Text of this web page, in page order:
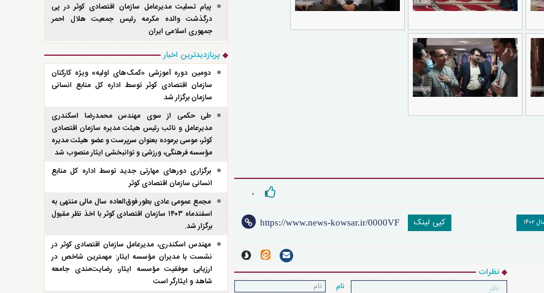
۰
۱۴۰۲ کپی لینک
نظرات
نام
پیام تسلیت مدیرعامل سازمان اقتصادی کوثر در پی
درگذشت والده مکرمه رئیس جمعیت هلال احمر
جمهوری اسلامی ایران
پربازدیدترین اخبار
دومین دوره آموزشی «کمک‌های اولیه» ویژه کارکنان
سازمان اقتصادی کوثر توسط اداره کل منابع انسانی
سازمان برگزار شد
طی حکمی از سوی مهندس محمدرضا اسکندری
مدیرعامل و نائب رئیس هیئت مدیره سازمان اقتصادی
کوثر، موسی برموده بعنوان سرپرست و عضو هیئت مدیره
مؤسسه فرهنگی، ورزشی و توانبخشی ایثار منصوب شد
برگزاری دور‌های مهارتی جدید توسط اداره کل منابع
انسانی سازمان اقتصادی کوثر
مجمع عمومی عادی بطور فوق‌العاده سال مالی منتهی به
اسفند‌ماه ۱۴۰۳ سازمان اقتصادی کوثر با اخذ نظر مقبول
برگزار شد.
مهندس اسکندری، مدیرعامل سازمان اقتصادی کوثر در
نشست با مدیران مؤسسه ایثار: مهمترین شاخص در
ارزیابی موفقیت مؤسسه ایثار، رضایت‌مندی جامعه
شاهد و ایثارگر است